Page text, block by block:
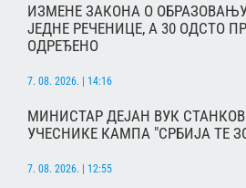
ИЗМЕНЕ ЗАКОНА О
ЈЕДНЕ РЕЧЕНИЦЕ, А 30 ОДСТО
ОДРЕЂЕНО
7. 08. 2026. | 14:16
МИНИСТАР ДЕЈАН ВУК
УЧЕСНИКЕ КАМПА "СРБИЈА ТЕ
7. 08. 2026. | 12:55